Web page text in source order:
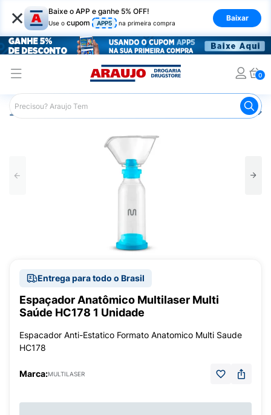
× Baixe o APP e ganhe 5% OFF!
Use o cupom APP5 na primeira compra
Baixar
0
Araujo Saúde e Bem Estar Aparelhos de Respiração
Entrega para todo o Brasil
Espaçador Anatômico Multilaser Multi
Saúde HC178 1 Unidade
Espacador Anti-Estatico Formato Anatomico Multi Saude
HC178
Marca:MULTILASER